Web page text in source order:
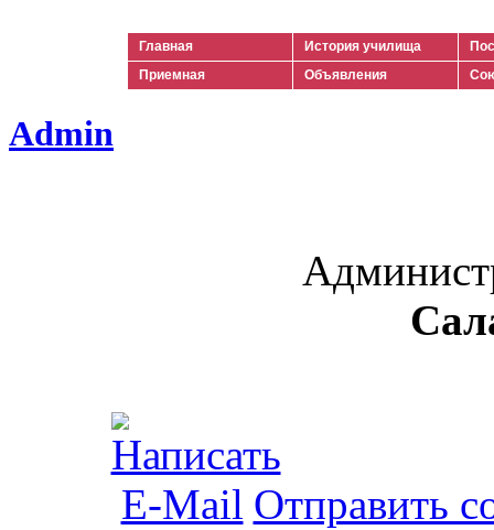
Главная История училища
Приемная
Объявления
Admin
Отправить